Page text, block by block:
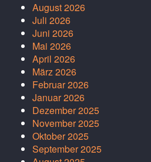
August 2026
Juli 2026
Juni 2026
Mai 2026
April 2026
März 2026
Februar 2026
Januar 2026
Dezember 2025
November 2025
Oktober 2025
September 2025